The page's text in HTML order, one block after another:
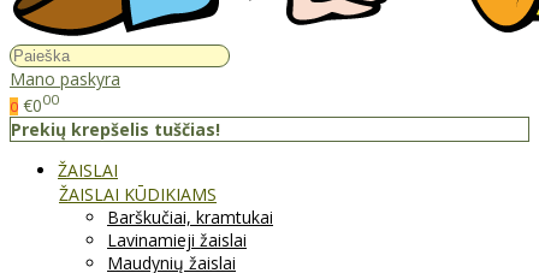
Mano paskyra
0 €000
Prekių krepšelis tuščias!
ŽAISLAI
ŽAISLAI KŪDIKIAMS
Barškučiai, kramtukai
Lavinamieji žaislai
Maudynių žaislai